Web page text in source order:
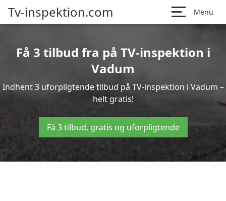
Tv-inspektion.com Menu
Få 3 tilbud fra på TV-inspektion i
Vadum
Indhent 3 uforpligtende tilbud på TV-inspektion i Vadum –
helt gratis!
Få 3 tilbud, gratis og uforpligtende